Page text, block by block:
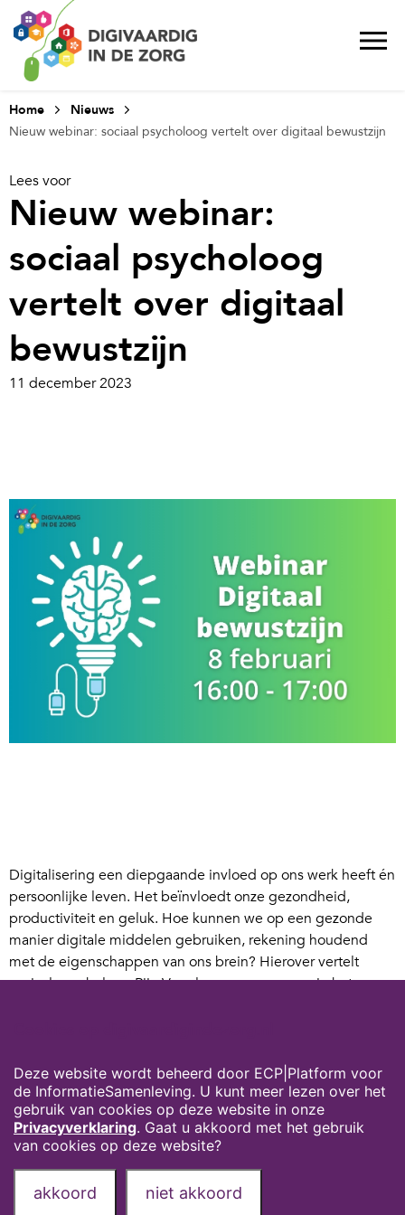
Home
Nieuws
Nieuw webinar: sociaal psycholoog vertelt over digitaal bewustzijn
Lees voor
Nieuw webinar:
sociaal psycholoog
vertelt over digitaal
bewustzijn
11 december 2023
Digitalisering een diepgaande invloed op ons werk heeft én
persoonlijke leven. Het beïnvloedt onze gezondheid,
productiviteit en geluk. Hoe kunnen we op een gezonde
manier digitale middelen gebruiken, rekening houdend
met de eigenschappen van ons brein? Hierover vertelt
sociaal psycholoog Rijn Vogelaar ons meer over in het
Handig om zelf aan te werken én mee te nemen in je
digicoaching.
Bekijk hier meer informatie en meld je aan!
Privacyverklaring
Over deze website
Onze partners
Contact
Deze website wordt beheerd door ECP|Platform voor
de InformatieSamenleving. U kunt meer lezen over het
gebruik van cookies op deze website in onze
Privacyverklaring. Gaat u akkoord met het gebruik
van cookies op deze website?
akkoord niet akkoord